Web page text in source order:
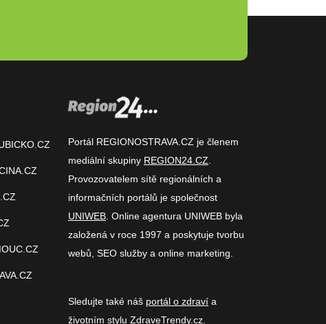
Portál REGIONOSTRAVA.CZ je členem
mediální skupiny REGION24.CZ
Provozovatelem sítě regionálních a
informačních portálů je společnost
UNIWEB . Online agentura UNIWEB byla
založená v roce 1997 a poskytuje tvorbu
webů, SEO služby a online marketing.
Sledujte také náš portál o zdraví a
životním stylu ZdraveTrendy.cz